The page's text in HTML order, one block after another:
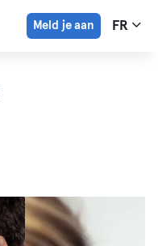
Meld je aan FR